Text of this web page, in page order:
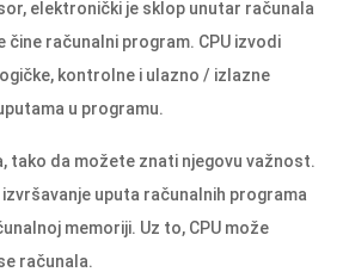
elektronički je sklop unutar računala
čine računalni program. CPU izvodi
kontrolne i ulazno / izlazne
u programu.
tako da možete znati njegovu važnost.
izvršavanje uputa računalnih programa
memoriji. Uz to, CPU može
računala.